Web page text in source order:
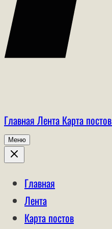
Главная Лента Карта постов
Меню
Главная
Лента
Карта постов